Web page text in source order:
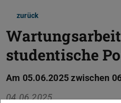
zurück
studentische
Am 05.06.2025 zwischen
04.06.2025